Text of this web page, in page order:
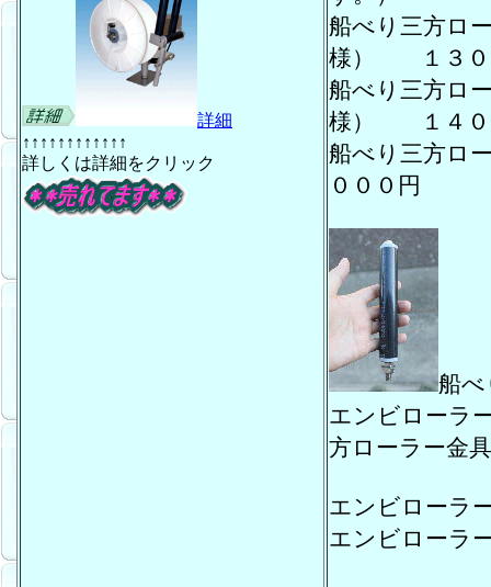
詳細
↑↑↑↑↑↑↑↑↑↑↑↑
詳しくは詳細をクリック
船べり三方ロ
様） １３０
船べり三方ロ
様） １４０
船べり三方ロ
０００円
船べ
エンビローラ
方ローラー金
エンビローラ
エンビローラ